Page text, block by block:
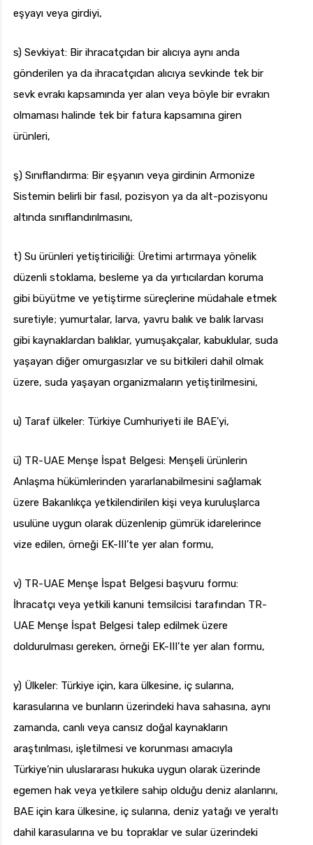
eşyayı veya girdiyi,
s) Sevkiyat: Bir ihracatçıdan bir alıcıya aynı anda
gönderilen ya da ihracatçıdan alıcıya sevkinde tek bir
sevk evrakı kapsamında yer alan veya böyle bir evrakın
olmaması halinde tek bir fatura kapsamına giren
ürünleri,
ş) Sınıflandırma: Bir eşyanın veya girdinin Armonize
Sistemin belirli bir fasıl, pozisyon ya da alt-pozisyonu
altında sınıflandırılmasını,
t) Su ürünleri yetiştiriciliği: Üretimi artırmaya yönelik
düzenli stoklama, besleme ya da yırtıcılardan koruma
gibi büyütme ve yetiştirme süreçlerine müdahale etmek
suretiyle; yumurtalar, larva, yavru balık ve balık larvası
gibi kaynaklardan balıklar, yumuşakçalar, kabuklular, suda
yaşayan diğer omurgasızlar ve su bitkileri dahil olmak
üzere, suda yaşayan organizmaların yetiştirilmesini,
u) Taraf ülkeler: Türkiye Cumhuriyeti ile BAE’yi,
ü) TR-UAE Menşe İspat Belgesi: Menşeli ürünlerin
Anlaşma hükümlerinden yararlanabilmesini sağlamak
üzere Bakanlıkça yetkilendirilen kişi veya kuruluşlarca
usulüne uygun olarak düzenlenip gümrük idarelerince
vize edilen, örneği EK-III’te yer alan formu,
v) TR-UAE Menşe İspat Belgesi başvuru formu:
İhracatçı veya yetkili kanuni temsilcisi tarafından TR-
UAE Menşe İspat Belgesi talep edilmek üzere
doldurulması gereken, örneği EK-III’te yer alan formu,
y) Ülkeler: Türkiye için, kara ülkesine, iç sularına,
karasularına ve bunların üzerindeki hava sahasına, aynı
zamanda, canlı veya cansız doğal kaynakların
araştırılması, işletilmesi ve korunması amacıyla
Türkiye’nin uluslararası hukuka uygun olarak üzerinde
egemen hak veya yetkilere sahip olduğu deniz alanlarını,
BAE için kara ülkesine, iç sularına, deniz yatağı ve yeraltı
dahil karasularına ve bu topraklar ve sular üzerindeki